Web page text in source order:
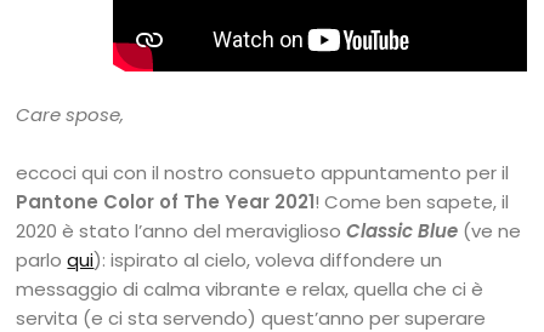
Care spose,
eccoci qui con il nostro consueto appuntamento per il
Pantone Color of The Year 2021! Come ben sapete, il
2020 è stato l’anno del meravigliosoClassic Blue (ve ne
parloqui): ispirato al cielo, voleva diffondere un
messaggio di calma vibrante e relax, quella che ci è
servita (e ci sta servendo) quest’anno per superare